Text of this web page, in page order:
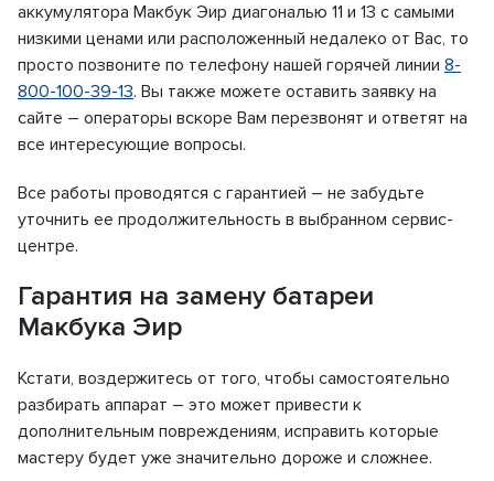
аккумулятора Макбук Эир диагональю 11 и 13 с самыми
низкими ценами или расположенный недалеко от Вас, то
просто позвоните по телефону нашей горячей линии 8-
800-100-39-13. Вы также можете оставить заявку на
сайте – операторы вскоре Вам перезвонят и ответят на
все интересующие вопросы.
Все работы проводятся с гарантией – не забудьте
уточнить ее продолжительность в выбранном сервис-
центре.
Гарантия на замену батареи
Макбука Эир
Кстати, воздержитесь от того, чтобы самостоятельно
разбирать аппарат – это может привести к
дополнительным повреждениям, исправить которые
мастеру будет уже значительно дороже и сложнее.